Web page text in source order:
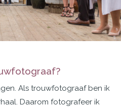
Als trouwfotograaf ben ik
Daarom fotografeer ik